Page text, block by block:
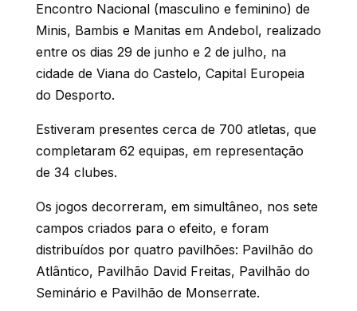
Encontro Nacional (masculino e feminino) de
Minis, Bambis e Manitas em Andebol, realizado
entre os dias 29 de junho e 2 de julho, na
cidade de Viana do Castelo, Capital Europeia
do Desporto.
Estiveram presentes cerca de 700 atletas, que
completaram 62 equipas, em representação
de 34 clubes.
Os jogos decorreram, em simultâneo, nos sete
campos criados para o efeito, e foram
distribuídos por quatro pavilhões: Pavilhão do
Atlântico, Pavilhão David Freitas, Pavilhão do
Seminário e Pavilhão de Monserrate.